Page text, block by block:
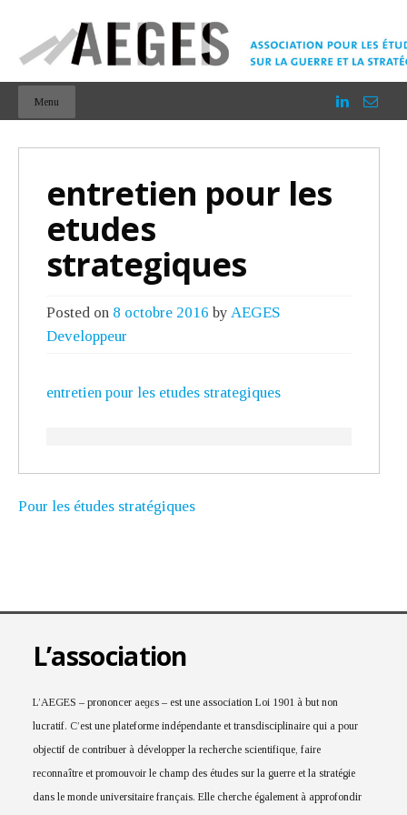
Menu
entretien pour les
etudes
strategiques
Posted on 8 octobre 2016 by AEGES
Developpeur
entretien pour les etudes strategiques
Pour les études stratégiques
L’association
L’AEGES – prononcer aeɡɛs – est une association Loi 1901 à but non
lucratif. C’est une plateforme indépendante et transdisciplinaire qui a pour
objectif de contribuer à développer la recherche scientifique, faire
reconnaître et promouvoir le champ des études sur la guerre et la stratégie
dans le monde universitaire français. Elle cherche également à approfondir